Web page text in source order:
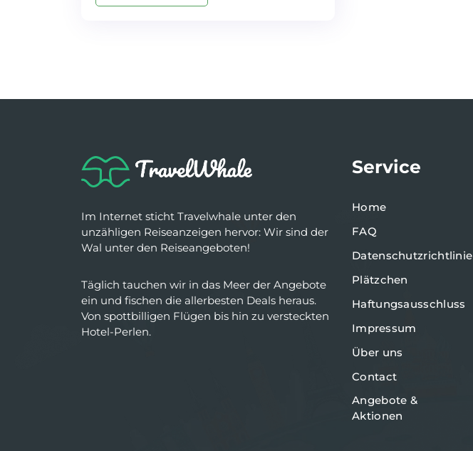
Im Internet sticht Travelwhale unter den
unzähligen Reiseanzeigen hervor: Wir sind der
Wal unter den Reiseangeboten!
Täglich tauchen wir in das Meer der Angebote
ein und fischen die allerbesten Deals heraus.
Von spottbilligen Flügen bis hin zu versteckten
Hotel-Perlen.
Service
Home
FAQ
Datenschutzrichtlinie
Plätzchen
Haftungsausschluss
Impressum
Über uns
Contact
Angebote &
Aktionen